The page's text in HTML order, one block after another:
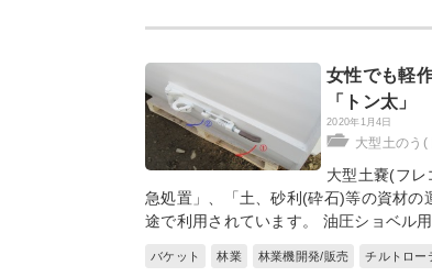
女性でも軽
「トン太」
2020年1月4日
大型土のう(
大型土嚢(フ
急処置」、「土、砂利(砕石)等の資材の
途で利用されています。 油圧ショベル用
バケット 林業 林業機開発/販売 チルトロー